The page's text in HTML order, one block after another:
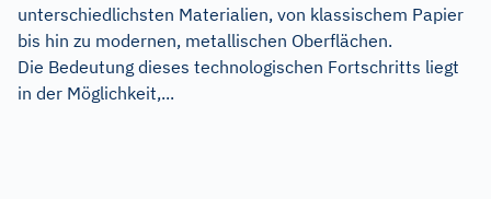
unterschiedlichsten Materialien, von klassischem Papier
bis hin zu modernen, metallischen Oberflächen.
Die Bedeutung dieses technologischen Fortschritts liegt
in der Möglichkeit,...